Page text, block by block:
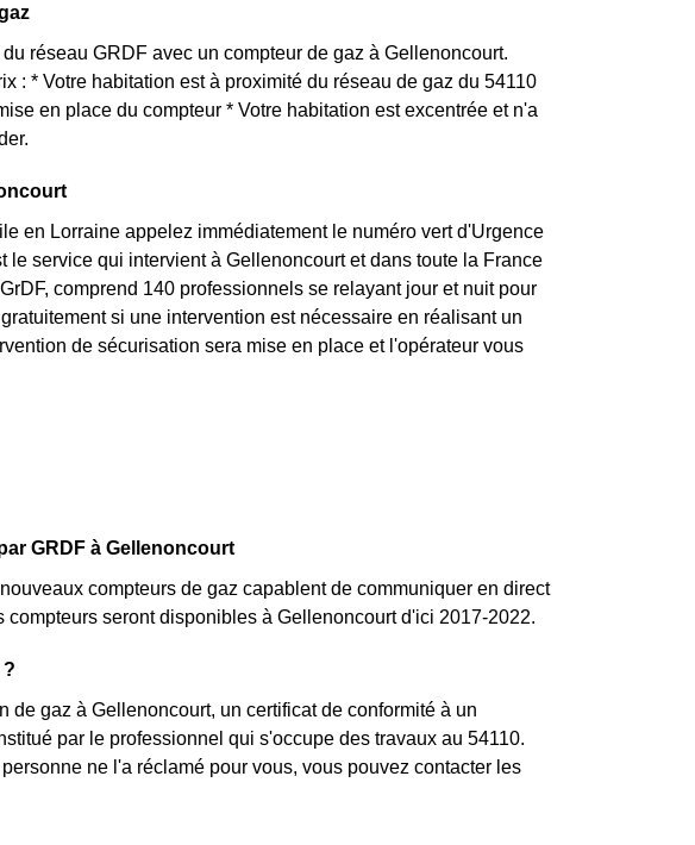
réseau GRDF avec un compteur de gaz à Gellenoncourt.
: * Votre habitation est à proximité du réseau de gaz du 54110
en place du compteur * Votre habitation est excentrée et n'a
en Lorraine appelez immédiatement le numéro vert d'Urgence
service qui intervient à Gellenoncourt et dans toute la France
comprend 140 professionnels se relayant jour et nuit pour
si une intervention est nécessaire en réalisant un
de sécurisation sera mise en place et l'opérateur vous
GRDF à Gellenoncourt
compteurs de gaz capablent de communiquer en direct
seront disponibles à Gellenoncourt d'ici 2017-2022.
gaz à Gellenoncourt, un certificat de conformité à un
par le professionnel qui s'occupe des travaux au 54110.
ne l'a réclamé pour vous, vous pouvez contacter les